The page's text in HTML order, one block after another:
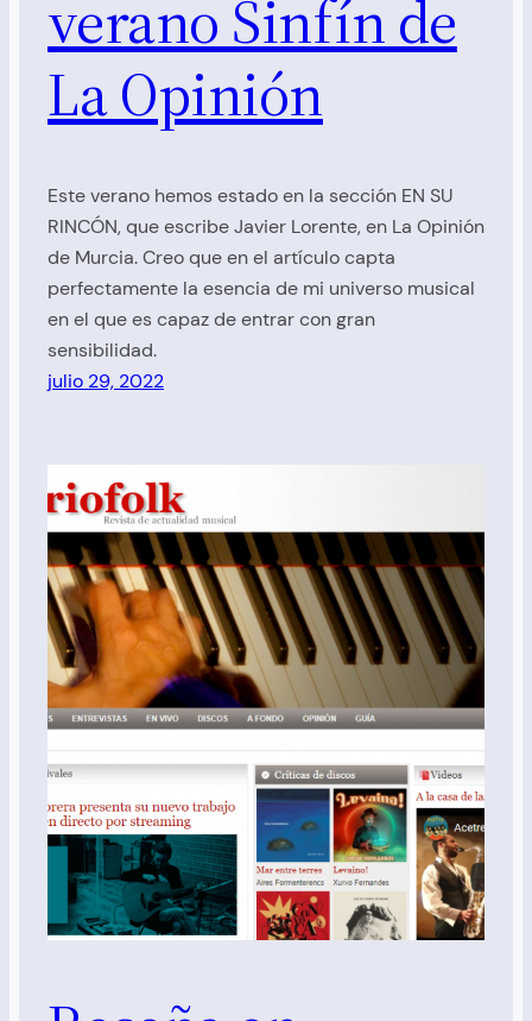
verano Sinfín de
La Opinión
Este verano hemos estado en la sección EN SU
RINCÓN, que escribe Javier Lorente, en La Opinión
de Murcia. Creo que en el artículo capta
perfectamente la esencia de mi universo musical
en el que es capaz de entrar con gran
sensibilidad.
julio 29, 2022